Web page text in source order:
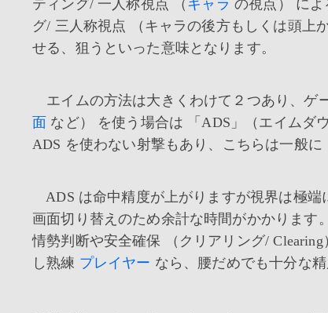
ティング/ 一人称視点 （ キャラ の視点） によ
グ/ 三人称視点 （キャラの後方もしくは頭上
せる、狙うといった意味となります。
エイムの方法は大きくわけて２つあり、ゲ
面 など） を使う場合は 「ADS」（エイムダ
ADS を使わない射撃もあり、こちらは一般に
ADS は命中精度が上がりますが視界は極
画面切り替えのため余計な時間がかかりま
情勢判断や安全確保 （クリアリング/
し熟練 プレイヤー なら、腰だめでも十分な